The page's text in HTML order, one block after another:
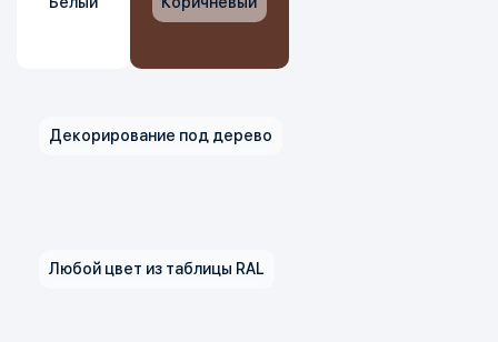
Декорирование под дерево
Любой цвет из таблицы RAL